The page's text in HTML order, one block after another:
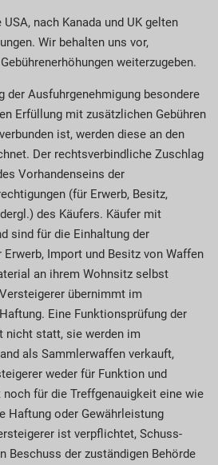
nach Kanada und UK gelten
Wir behalten uns vor,
weiterzugeben.
der Ausfuhrgenehmigung besondere
Erfüllung mit zusätzlichen Gebühren
ist, werden diese an den
Der rechtsverbindliche Zuschlag
Vorhandenseins der
(für Erwerb, Besitz,
des Käufers. Käufer mit
sind für die Einhaltung der
Erwerb, Import und Besitz von Waffen
an ihrem Wohnsitz selbst
übernimmt im
Eine Funktionsprüfung der
nicht statt, sie werden im
als Sammlerwaffen verkauft,
weder für Funktion und
für die Treffgenauigkeit eine wie
Haftung oder Gewährleistung
ist verpflichtet, Schuss­
Beschuss der zuständigen Behörde